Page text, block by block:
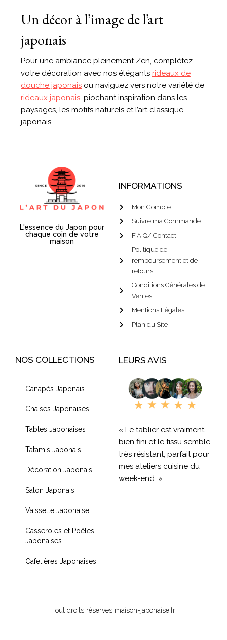
Un décor à l’image de l’art
japonais
Pour une ambiance pleinement Zen, complétez
votre décoration avec nos élégants rideaux de
douche japonais ou naviguez vers notre variété de
rideaux japonais, piochant inspiration dans les
paysages, les motifs naturels et l’art classique
japonais.
L'essence du Japon pour
chaque coin de votre
maison
INFORMATIONS
Mon Compte
Suivre ma Commande
F.A.Q/ Contact
Politique de
remboursement et de
retours
Conditions Générales de
Ventes
Mentions Légales
Plan du Site
NOS COLLECTIONS
Canapés Japonais
Chaises Japonaises
Tables Japonaises
Tatamis Japonais
Décoration Japonais
Salon Japonais
Vaisselle Japonaise
Casseroles et Poêles
Japonaises
Cafetières Japonaises
LEURS AVIS
« Le tablier est vraiment
bien fini et le tissu semble
très résistant, parfait pour
mes ateliers cuisine du
week-end. »
Tout droits réservés maison-japonaise.fr